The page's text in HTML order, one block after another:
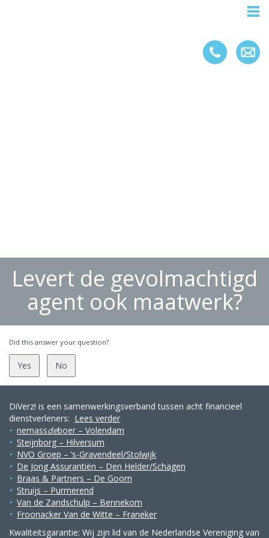
Levert de gevolmachtigd
agent ook maatwerk?
Did this answer your question?
Yes No
DiVerz! is een samenwerkingsverband tussen acht financieel
dienstverleners: Lees verder
nemassdeboer – Volendam
Steijnborg – Hilversum
NVO Groep – ’s-Gravendeel/Stolwijk
De Jong Assurantiën – Den Helder/Schagen
Braas & Partners – De Goorn
Struijs – Purmerend
Van de Zandschulp – Bennekom
Froonacker Van de Witte – Franeker
Kwaliteitsgarantie: Wij zijn lid van de Nederlandse Vereniging van